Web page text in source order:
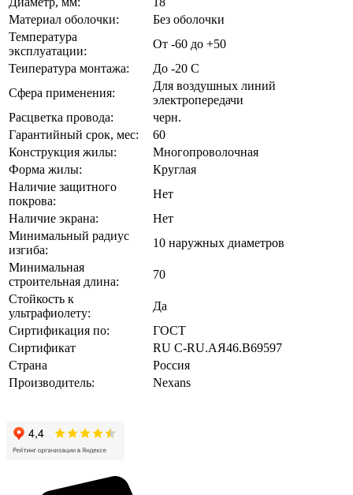
Материал оболочки:
Без оболочки
Температура
эксплуатации:
От -60 до +50
Теипература монтажа:
До -20 С
Сфера применения:
Для воздушных линий
электропередачи
Расцветка провода:
черн.
Гарантийный срок, мес:
60
Конструкция жилы:
Многопроволочная
Форма жилы:
Круглая
Наличие защитного
покрова:
Нет
Наличие экрана:
Нет
Минимальный радиус
изгиба:
10 наружных диаметров
Минимальная
строительная длина:
70
Стойкость к
ультрафиолету:
Да
Сиртификация по:
ГОСТ
Сиртификат
RU C-RU.AЯ46.В69597
Страна
Россия
Производитель:
Nexans